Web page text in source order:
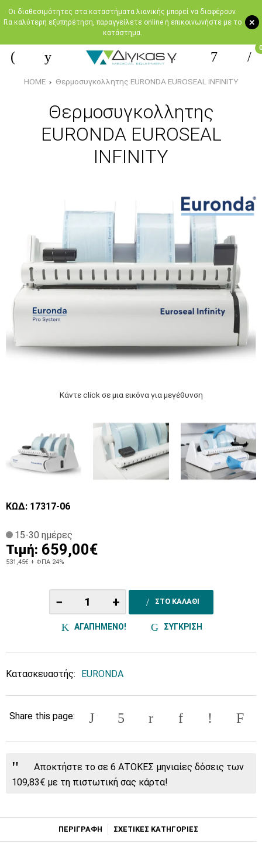
+
Oι διαθεσιμότητες στα καταστήματα λιανικής μπορεί να διαφέρουν.
Για καλύτερη εξυπηρέτηση, παραγγείλετε online ή επικοινωνήστε με το
κατάστημα.
0
HOME Θερμοσυγκολλητης EURONDA EUROSEAL INFINITY
Θερμοσυγκολλητης
EURONDA EUROSEAL
INFINITY
Κάντε click σε μια εικόνα για μεγέθυνση
ΚΩΔ: 17317-06
15-30 ημέρες
Τιμή: 659,00€
531,45€ + ΦΠΑ 24%
− + ΣΤΟ ΚΑΛΑΘΙ
ΑΓΑΠΗΜΕΝΟ! ΣΥΓΚΡΙΣΗ
Κατασκευαστής: EURONDA
Share this page:
Αποκτήστε το σε 6 ΑΤΟΚΕΣ μηνιαίες δόσεις των
109,83€ με τη πιστωτική σας κάρτα!
ΠΕΡΙΓΡΑΦΗ ΣΧΕΤΙΚΕΣ ΚΑΤΗΓΟΡΙΕΣ